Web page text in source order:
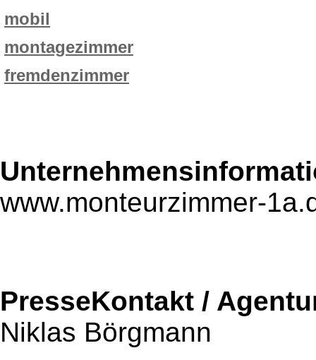
mobil
montagezimmer
fremdenzimmer
www.monteurzimmer-
PresseKontakt /
Niklas Börgmann